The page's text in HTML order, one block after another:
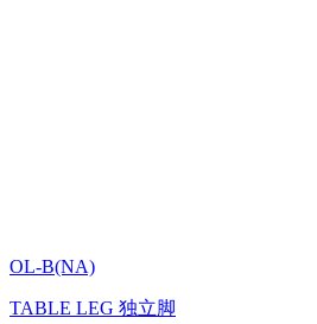
OL-B(NA)
TABLE LEG 独立脚